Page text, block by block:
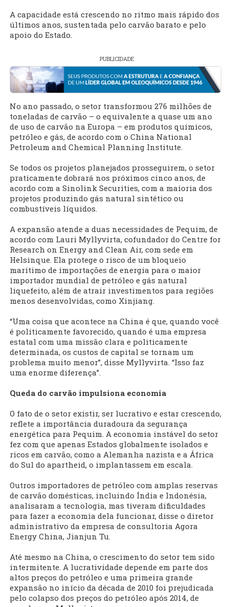
A capacidade está crescendo no ritmo mais rápido dos
últimos anos, sustentada pelo carvão barato e pelo
apoio do Estado.
PUBLICIDADE
No ano passado, o setor transformou 276 milhões de
toneladas de carvão – o equivalente a quase um ano
de uso de carvão na Europa – em produtos químicos,
petróleo e gás, de acordo com o China National
Petroleum and Chemical Planning Institute.
Se todos os projetos planejados prosseguirem, o setor
praticamente dobrará nos próximos cinco anos, de
acordo com a Sinolink Securities, com a maioria dos
projetos produzindo gás natural sintético ou
combustíveis líquidos.
A expansão atende a duas necessidades de Pequim, de
acordo com Lauri Myllyvirta, cofundador do Centre for
Research on Energy and Clean Air, com sede em
Helsinque. Ela protege o risco de um bloqueio
marítimo de importações de energia para o maior
importador mundial de petróleo e gás natural
liquefeito, além de atrair investimentos para regiões
menos desenvolvidas, como Xinjiang.
“Uma coisa que acontece na China é que, quando você
é politicamente favorecido, quando é uma empresa
estatal com uma missão clara e politicamente
determinada, os custos de capital se tornam um
problema muito menor”, disse Myllyvirta. “Isso faz
uma enorme diferença”.
Queda do carvão impulsiona economia
O fato de o setor existir, ser lucrativo e estar crescendo,
reflete a importância duradoura da segurança
energética para Pequim. A economia instável do setor
fez com que apenas Estados globalmente isolados e
ricos em carvão, como a Alemanha nazista e a África
do Sul do apartheid, o implantassem em escala.
Outros importadores de petróleo com amplas reservas
de carvão domésticas, incluindo Índia e Indonésia,
analisaram a tecnologia, mas tiveram dificuldades
para fazer a economia dela funcionar, disse o diretor
administrativo da empresa de consultoria Agora
Energy China, Jianjun Tu.
Até mesmo na China, o crescimento do setor tem sido
intermitente. A lucratividade depende em parte dos
altos preços do petróleo e uma primeira grande
expansão no início da década de 2010 foi prejudicada
pelo colapso dos preços do petróleo após 2014, de